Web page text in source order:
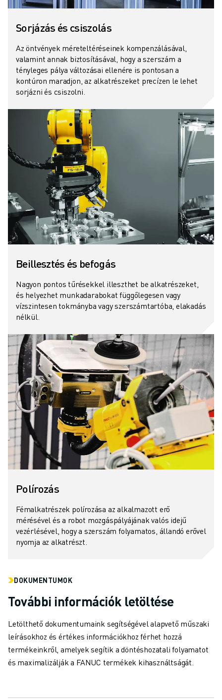
Sorjázás és csiszolás
Az öntvények méreteltéréseinek kompenzálásával,
valamint annak biztosításával, hogy a szerszám a
tényleges pálya változásai ellenére is pontosan a
kontúron maradjon, az alkatrészeket precízen le lehet
sorjázni és csiszolni.
Beillesztés és befogás
Nagyon pontos tűrésekkel illeszthet be alkatrészeket,
és helyezhet munkadarabokat függőlegesen vagy
vízszintesen tokmányba vagy szerszámtartóba, elakadás
nélkül.
Polírozás
Fémalkatrészek polírozása az alkalmazott erő
mérésével és a robot mozgáspályájának valós idejű
vezérlésével, hogy a szerszám folyamatos, állandó erővel
nyomja az alkatrészt.
DOKUMENTUMOK
További információk letöltése
Letölthető dokumentumaink segítségével alapvető műszaki
leírásokhoz és értékes információkhoz férhet hozzá
termékeinkről, amelyek segítik a döntéshozatali folyamatot
és maximalizálják a FANUC termékek kihasználtságát.